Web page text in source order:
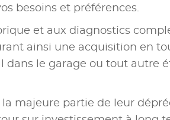
besoins et préférences.
et aux diagnostics
ainsi une acquisition en
le garage ou tout autre
majeure partie de leur